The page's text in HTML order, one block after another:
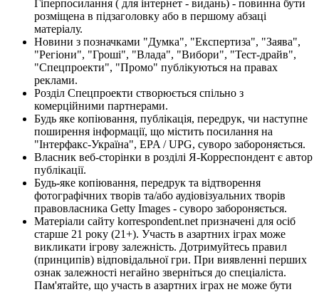
Гіперпосилання ( для інтернет - видань) - повинна бути
розміщена в підзаголовку або в першому абзаці
матеріалу.
Новини з позначками "Думка", "Експертиза", "Заява",
"Регіони", "Гроші", "Влада", "Вибори", "Тест-драйв",
"Спецпроекти", "Промо" публікуються на правах
реклами.
Розділ Спецпроекти створюється спільно з
комерційними партнерами.
Будь яке копіювання, публікація, передрук, чи наступне
поширення інформації, що містить посилання на
"Інтерфакс-Україна", EPA / UPG, суворо забороняється.
Власник веб-сторінки в розділі Я-Корреспондент є автор
публікації.
Будь-яке копіювання, передрук та відтворення
фотографічних творів та/або аудіовізуальних творів
правовласника Getty Images - суворо забороняється.
Матеріали сайту korrespondent.net призначені для осіб
старше 21 року (21+). Участь в азартних іграх може
викликати ігрову залежність. Дотримуйтесь правил
(принципів) відповідальної гри. При виявленні перших
ознак залежності негайно зверніться до спеціаліста.
Пам'ятайте, що участь в азартних іграх не може бути